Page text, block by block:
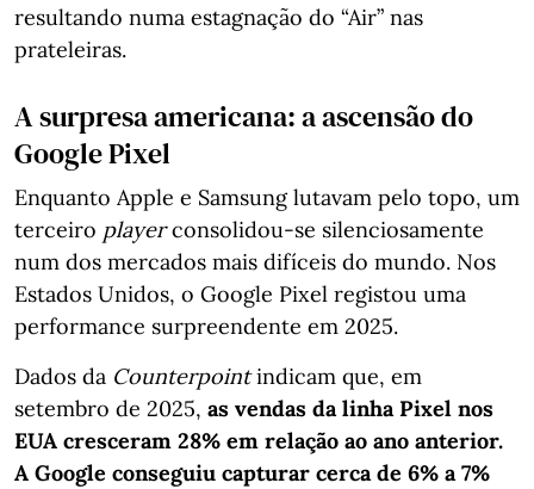
resultando numa estagnação do “Air” nas
prateleiras.
A surpresa americana: a ascensão do
Google Pixel
Enquanto Apple e Samsung lutavam pelo topo, um
terceiro playerconsolidou-se silenciosamente
num dos mercados mais difíceis do mundo. Nos
Estados Unidos, o Google Pixel registou uma
performance surpreendente em 2025.
Dados da Counterpointindicam que, em
setembro de 2025, as vendas da linha Pixel nos
EUA cresceram 28% em relação ao ano anterior.
A Google conseguiu capturar cerca de 6% a 7%